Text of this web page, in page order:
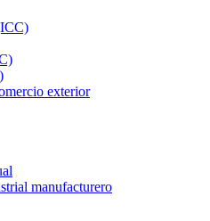
exterior
manufacturero